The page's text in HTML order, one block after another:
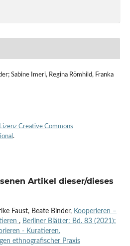
Sabine Imeri, Regina Römhild, Franka
Lizenz Creative Commons
.
Artikel dieser/dieses
Faust, Beate Binder, Kooperieren –
, Berliner Blätter: Bd. 83 (2021):
- Kuratieren.
ethnografischer Praxis